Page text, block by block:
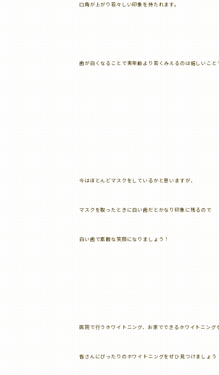
口角が上がり若々しい印象を持たれます。
歯が白くなることで実年齢より若くみえるのは嬉しいこと
今はほとんどマスクをしているかと思いますが、
マスクを取ったときに白い歯だとかなり印象に残るので
白い歯で素敵な笑顔になりましょう！
医院で行うホワイトニング、お家でできるホワイトニング
皆さんにぴったりのホワイトニングをぜひ見つけましょう